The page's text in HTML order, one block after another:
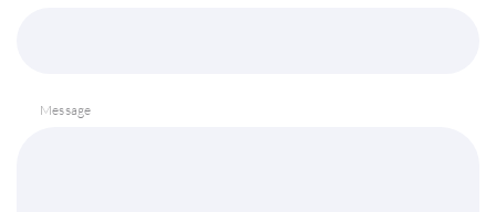
Message